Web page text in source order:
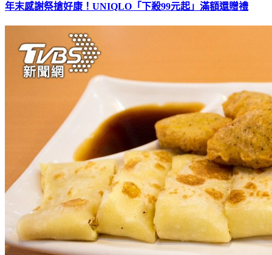
年末感謝祭搶好康！UNIQLO「下殺99元起」滿額還贈禮